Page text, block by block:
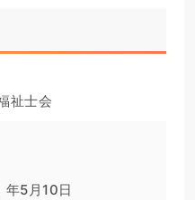
祉士会
年5月10日